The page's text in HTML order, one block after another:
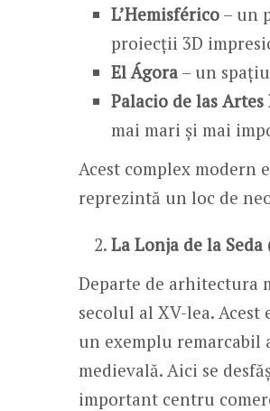
L’Hemisférico – un
proiecții 3D
El Ágora – un
Palacio de las Artes
mai mari și mai
Acest complex modern
reprezintă un loc de
La Lonja de la
Departe de arhitectura
secolul al XV-lea.
un exemplu remarcabil
medievală. Aici se
important centru